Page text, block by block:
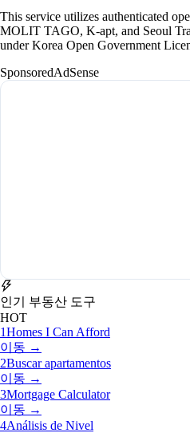
This service utilizes authenticated
MOLIT TAGO, K-apt, and Seoul
under Korea Open Government
SponsoredAdSense
인기 부동산 도구
HOT
1Homes I Can Afford
이동 →
2Buscar apartamentos
이동 →
3Mortgage Calculator
이동 →
4Análisis de Nivel